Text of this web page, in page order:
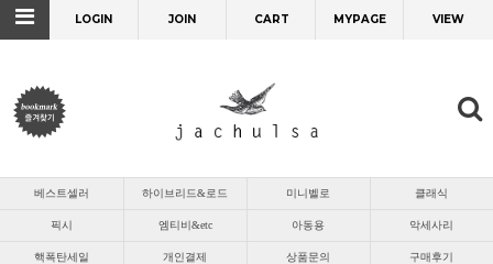
LOGIN JOIN CART MYPAGE VIEW
베스트셀러 하이브리드&로드 미니벨로 클래식
픽시 엠티비&etc 아동용 악세사리
핵폭탄세일 개인결제 상품문의 구매후기